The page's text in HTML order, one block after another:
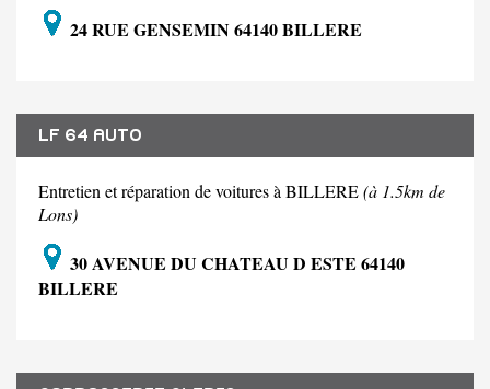
24 RUE GENSEMIN 64140 BILLERE
LF 64 AUTO
Entretien et réparation de voitures à BILLERE(à 1.5km de
Lons)
30 AVENUE DU CHATEAU D ESTE 64140
BILLERE